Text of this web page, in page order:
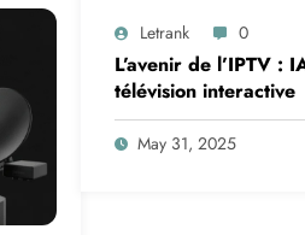
Letrank 0
L’avenir de l’IPTV :
télévision interactive
May 31, 2025